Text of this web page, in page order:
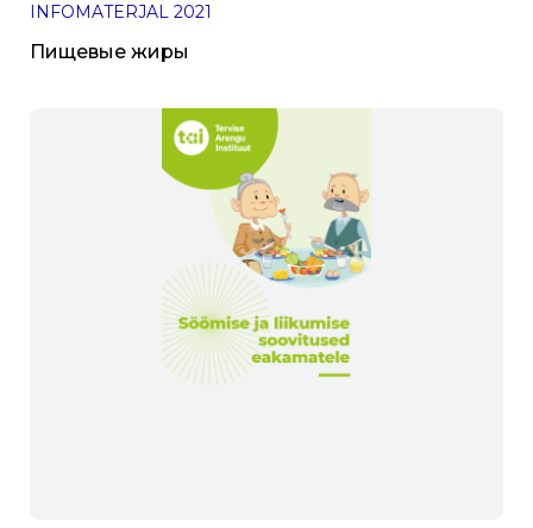
INFOMATERJAL 2021
Пищевые жиры